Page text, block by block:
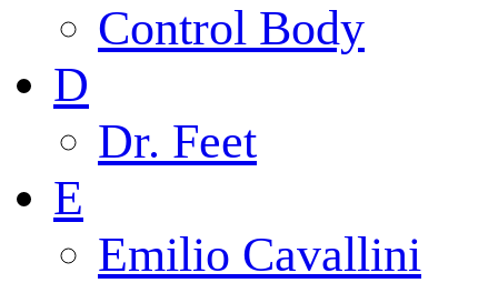
Control Body
D
Dr. Feet
E
Emilio Cavallini